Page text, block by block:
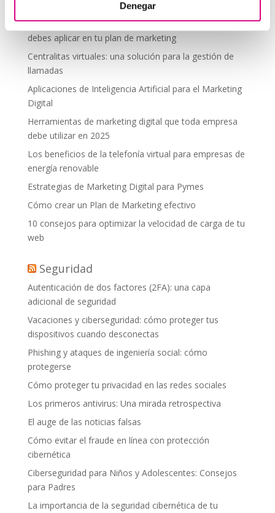
Denegar
Tendencias actuales en marketing y publicidad que
debes aplicar en tu plan de marketing
Centralitas virtuales: una solución para la gestión de
llamadas
Aplicaciones de Inteligencia Artificial para el Marketing
Digital
Herramientas de marketing digital que toda empresa
debe utilizar en 2025
Los beneficios de la telefonía virtual para empresas de
energía renovable
Estrategias de Marketing Digital para Pymes
Cómo crear un Plan de Marketing efectivo
10 consejos para optimizar la velocidad de carga de tu
web
Seguridad
Autenticación de dos factores (2FA): una capa
adicional de seguridad
Vacaciones y ciberseguridad: cómo proteger tus
dispositivos cuando desconectas
Phishing y ataques de ingeniería social: cómo
protegerse
Cómo proteger tu privacidad en las redes sociales
Los primeros antivirus: Una mirada retrospectiva
El auge de las noticias falsas
Cómo evitar el fraude en línea con protección
cibernética
Ciberseguridad para Niños y Adolescentes: Consejos
para Padres
La importancia de la seguridad cibernética de tu